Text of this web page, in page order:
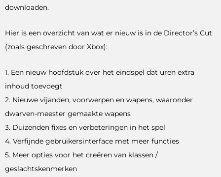
downloaden.
Hier is een overzicht van wat er nieuw is in de Director’s Cut
(zoals geschreven door Xbox):
1. Een nieuw hoofdstuk over het eindspel dat uren extra
inhoud toevoegt
2. Nieuwe vijanden, voorwerpen en wapens, waaronder
dwarven-meester gemaakte wapens
3. Duizenden fixes en verbeteringen in het spel
4. Verfijnde gebruikersinterface met meer functies
5. Meer opties voor het creëren van klassen /
geslachtskenmerken